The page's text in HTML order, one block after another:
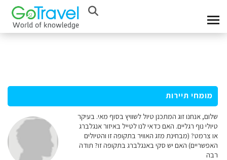
מומחי תיירות
שלום, אנחנו זוג המתכנן טיול לשוויץ בסוף מאי. בעיקר
טיולי נוף רגליים. האם כדאי לנו לטייל באיזור אנגלברג
או צרמט? (מבחינת מזג האוויר בתקופה זו והטיולים
האפשריים) האם יש סקי באנגלברג בתקופה זו? תודה
רבה